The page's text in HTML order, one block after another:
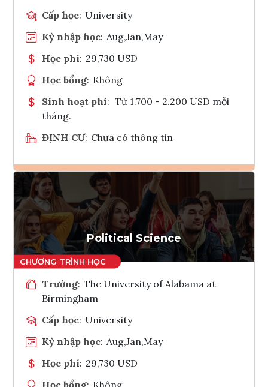
Cấp học: University
Kỳ nhập học: Aug,Jan,May
Học phí: 29,730 USD
Học bổng: Không
Sinh hoạt phí: Từ 1.700 - 2.200 USD mỗi
tháng.
ĐỊNH CƯ: Chưa có thông tin
Ghi danh
Tham vấn Interlink
Political Science
Trường: The University of Alabama at
Birmingham
Cấp học: University
Kỳ nhập học: Aug,Jan,May
Học phí: 29,730 USD
Học bổng: Không